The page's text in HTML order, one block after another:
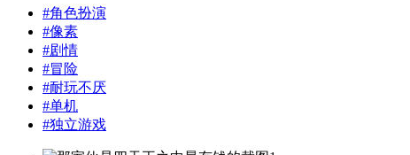
#角色扮演
#像素
#剧情
#冒险
#耐玩不厌
#单机
#独立游戏